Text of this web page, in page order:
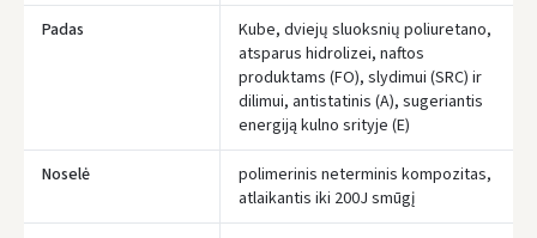
Padas
Kube, dviejų sluoksnių poliuretano,
atsparus hidrolizei, naftos
produktams (FO), slydimui (SRC) ir
dilimui, antistatinis (A), sugeriantis
energiją kulno srityje (E)
Noselė
polimerinis neterminis kompozitas,
atlaikantis iki 200J smūgį
Prisijungti